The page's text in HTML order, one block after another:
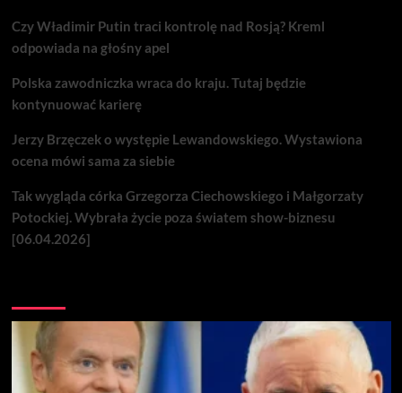
Czy Władimir Putin traci kontrolę nad Rosją? Kreml
odpowiada na głośny apel
Polska zawodniczka wraca do kraju. Tutaj będzie
kontynuować karierę
Jerzy Brzęczek o występie Lewandowskiego. Wystawiona
ocena mówi sama za siebie
Tak wygląda córka Grzegorza Ciechowskiego i Małgorzaty
Potockiej. Wybrała życie poza światem show-biznesu
[06.04.2026]